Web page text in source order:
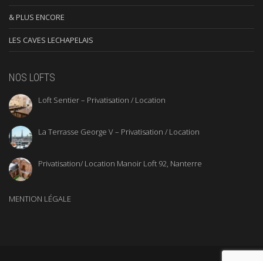
& PLUS ENCORE
LES CAVES LECHAPELAIS
NOS LOFTS
Loft Sentier – Privatisation / Location
La Terrasse George V – Privatisation / Location
Privatisation/ Location Manoir Loft 92, Nanterre
MENTION LÉGALE